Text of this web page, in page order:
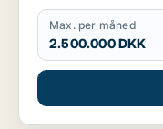
Max. per måned
2.500.000 DKK